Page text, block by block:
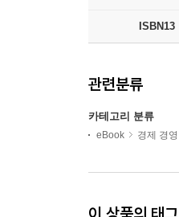
ISBN13
관련분류
카테고리 분류
eBook 경제 경영